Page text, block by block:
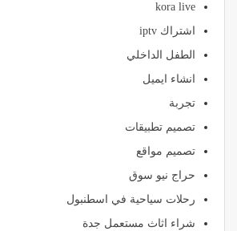
kora live
اشتراك iptv
الطفل الداخلي
انشاء ايميل
تجربة
تصميم تطبيقات
تصميم مواقع
حراج نيو سوق
رحلات سياحية في اسطنبول
شراء اثاث مستعمل جدة